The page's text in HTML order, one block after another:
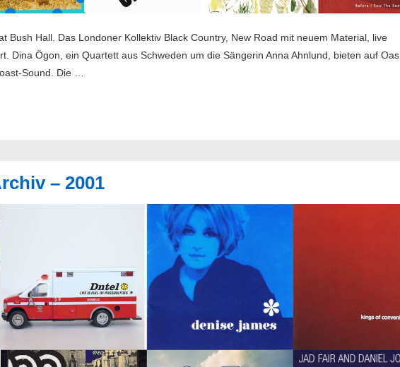
Bush Hall. Das Londoner Kollektiv Black Country, New Road mit neuem Material, live
Dina Ögon, ein Quartett aus Schweden um die Sängerin Anna Ahnlund, bieten auf Oas
Sound. Die …
– 2001